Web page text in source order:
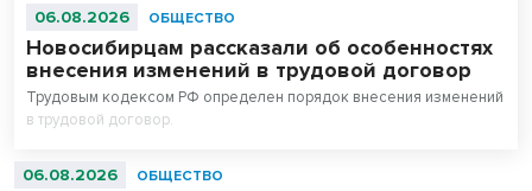
06.08.2026 ОБЩЕСТВО
Новосибирцам рассказали об особенностях
внесения изменений в трудовой договор
Трудовым кодексом РФ определен порядок внесения изменений
в трудовой договор.
06.08.2026 ОБЩЕСТВО